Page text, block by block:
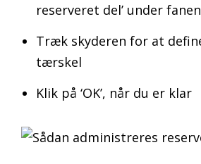
reserveret del’ under fanen
Træk skyderen for at
tærskel
Klik på ‘OK’, når du er klar